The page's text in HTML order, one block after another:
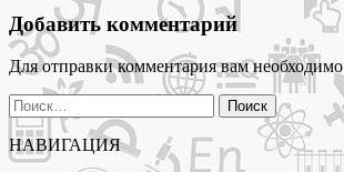
и
задания
муниципального
этапа
Москва"
Добавить комментарий
Для отправки комментария вам необходимо
Найти:
НАВИГАЦИЯ